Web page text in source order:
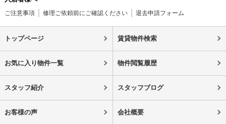
ご注意事項 修理ご依頼前にご確認ください 退去申請フォーム
トップページ 賃貸物件検索
お気に入り物件一覧 物件閲覧履歴
スタッフ紹介 スタッフブログ
お客様の声 会社概要